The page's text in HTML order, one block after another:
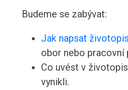
Budeme se zabývat:
Jak napsat životopis
obor nebo pracovní
Co uvést v
vynikli.